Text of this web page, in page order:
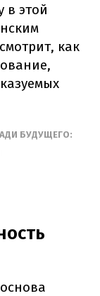
в этой
как
БУДУЩЕГО: